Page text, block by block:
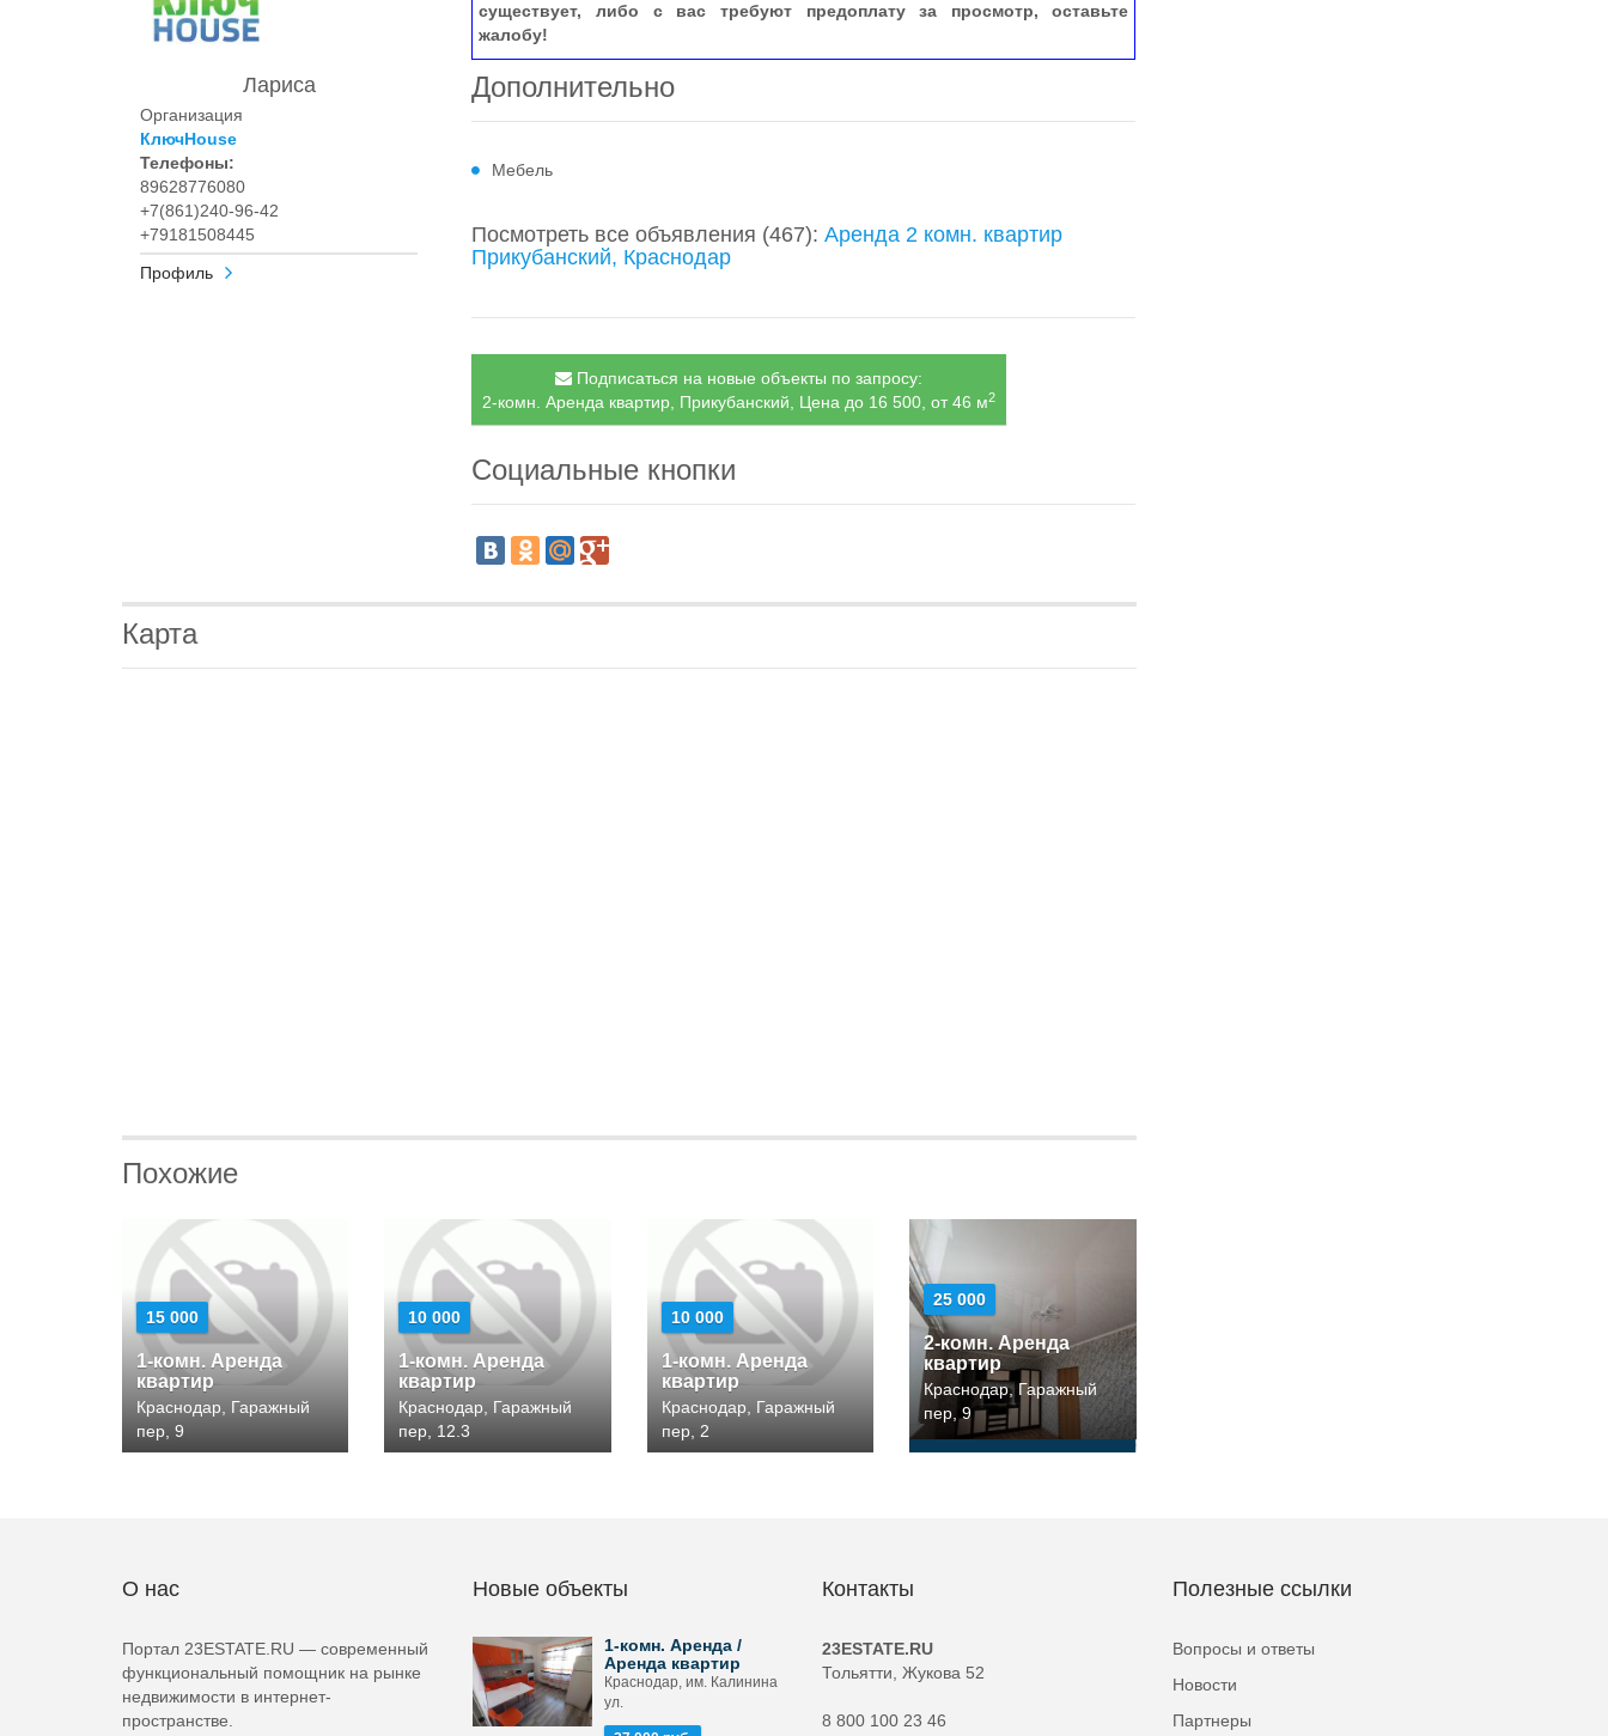
Лариса
Организация
КлючHouse
Телефоны:
89628776080
+7(861)240-96-42
+79181508445
Профиль
существует, либо с вас требуют предоплату за просмотр, оставьте
жалобу!
Дополнительно
Мебель
Посмотреть все объявления (467):Аренда 2 комн. квартир
Прикубанский, Краснодар
Подписаться на новые объекты по запросу:
2-комн. Аренда квартир, Прикубанский, Цена до 16 500, от 46 м2
Социальные кнопки
Карта
Похожие
15 000
1-комн. Аренда
квартир
Краснодар, Гаражный
пер, 9
10 000
1-комн. Аренда
квартир
Краснодар, Гаражный
пер, 12.3
10 000
1-комн. Аренда
квартир
Краснодар, Гаражный
пер, 2
25 000
2-комн. Аренда
квартир
Краснодар, Гаражный
пер, 9
О нас
Портал 23ESTATE.RU — современный
функциональный помощник на рынке
недвижимости в интернет-
пространстве.
Новые объекты
1-комн. Аренда /
Аренда квартир
Краснодар, им. Калинина
ул.
Контакты
23ESTATE.RU
Тольятти, Жукова 52
8 800 100 23 46
Полезные ссылки
Вопросы и ответы
Новости
Партнеры